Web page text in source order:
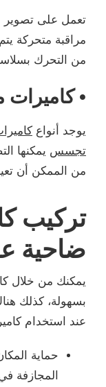
تعمل على تصوير
مراقبة متحركة
من التحرك
• كاميرات
يوجد أنواع
تجسس يمكنها
من الممكن أن
تركيب
ضاحية
يمكنك من خلال
بسهولة، كذلك
عند استخدام
حماية
المجازفة